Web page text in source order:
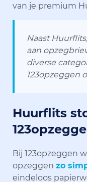
van je premium
Naast
aan
diverse
123opzeggen
Huurflits
Bij 123opzeggen
opzeggen zo
eindeloos